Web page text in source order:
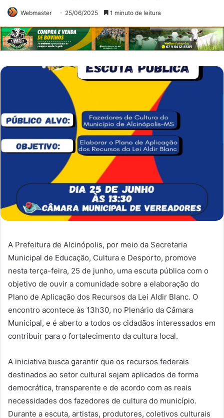
Webmaster 25/06/2025 1 minuto de leitura
A Prefeitura de Alcinópolis, por meio da Secretaria
Municipal de Educação, Cultura e Desporto, promove
nesta terça-feira, 25 de junho, uma escuta pública com o
objetivo de ouvir a comunidade sobre a elaboração do
Plano de Aplicação dos Recursos da Lei Aldir Blanc. O
encontro acontece às 13h30, no Plenário da Câmara
Municipal, e é aberto a todos os cidadãos interessados em
contribuir para o fortalecimento da cultura local.
A iniciativa busca garantir que os recursos federais
destinados ao setor cultural sejam aplicados de forma
democrática, transparente e de acordo com as reais
necessidades dos fazedores de cultura do município.
Durante a escuta, artistas, produtores, coletivos culturais